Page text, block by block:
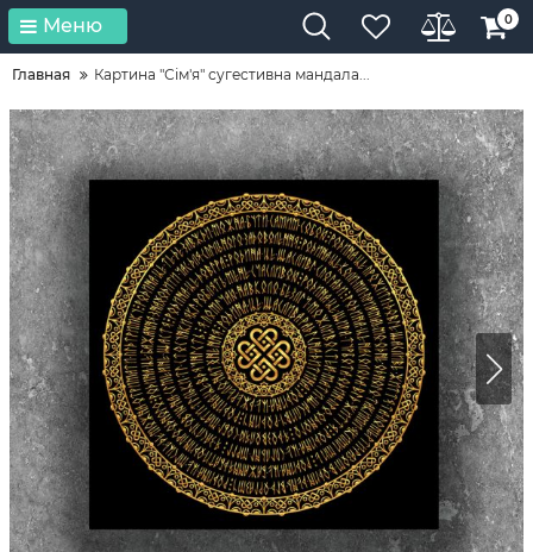
Меню 0
Главная Картина "Сім'я" сугестивна мандала...